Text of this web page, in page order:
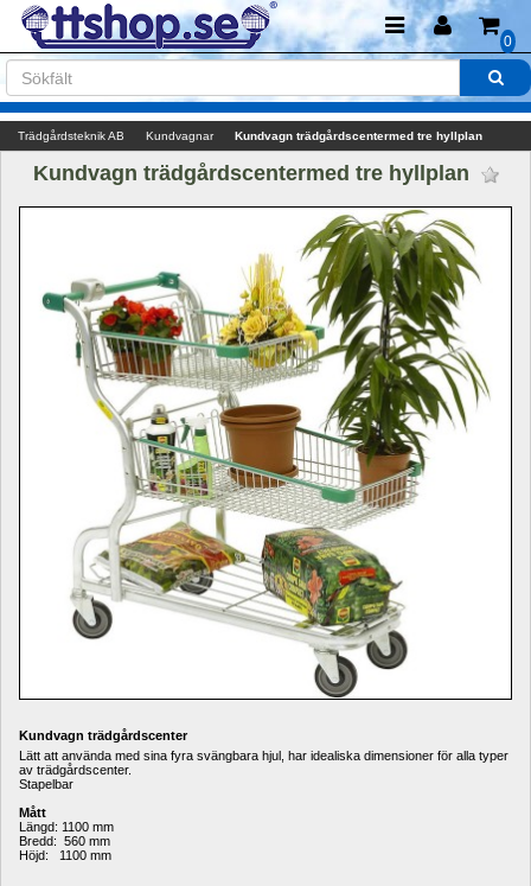
0
Trädgårdsteknik AB Kundvagnar Kundvagn trädgårdscentermed tre hyllplan
Kundvagn trädgårdscentermed tre hyllplan
Kundvagn trädgårdscenter
Lätt att använda med sina fyra svängbara hjul, har idealiska dimensioner för alla typer
av trädgårdscenter.
Stapelbar
Mått
Längd: 1100 mm
Bredd: 560 mm
Höjd: 1100 mm